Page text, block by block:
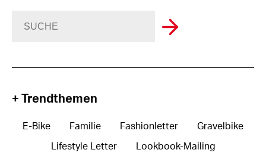
+ Trendthemen
E-Bike Familie Fashionletter Gravelbike
Lifestyle Letter Lookbook-Mailing